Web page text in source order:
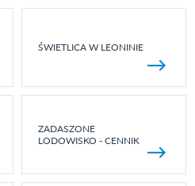
ŚWIETLICA W LEONINIE
ZADASZONE
LODOWISKO - CENNIK